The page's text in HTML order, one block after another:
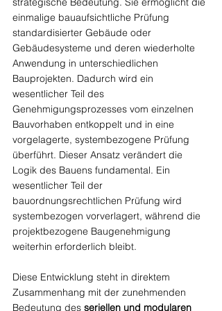
einmalige bauaufsichtliche Prüfung
standardisierter Gebäude oder
Gebäudesysteme und deren wiederholte
Anwendung in unterschiedlichen
Bauprojekten. Dadurch wird ein
wesentlicher Teil des
Genehmigungsprozesses vom einzelnen
Bauvorhaben entkoppelt und in eine
vorgelagerte, systembezogene Prüfung
überführt. Dieser Ansatz verändert die
Logik des Bauens fundamental. Ein
wesentlicher Teil der
bauordnungsrechtlichen Prüfung wird
systembezogen vorverlagert, während die
projektbezogene Baugenehmigung
weiterhin erforderlich bleibt.
Diese Entwicklung steht in direktem
Zusammenhang mit der zunehmenden
Bedeutung des seriellen und modularen